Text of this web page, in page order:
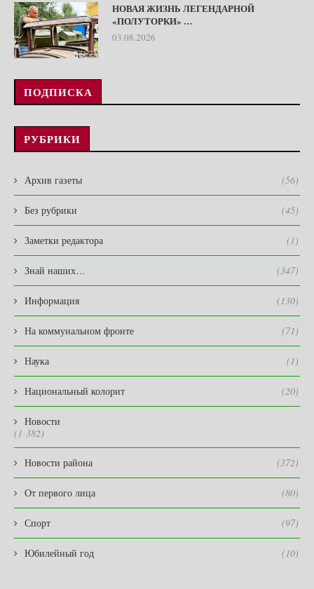
НОВАЯ ЖИЗНЬ ЛЕГЕНДАРНОЙ
«ПОЛУТОРКИ» …
03.08.2026
ПОДПИСКА
РУБРИКИ
Архив газеты (56)
Без рубрики (45)
Заметки редактора (1)
Знай наших… (347)
Информация (130)
На коммунальном фронте (71)
Наука (1)
Национальный колорит (20)
Новости
(1 382)
Новости района (372)
От первого лица (80)
Спорт (97)
Юбилейный год (10)